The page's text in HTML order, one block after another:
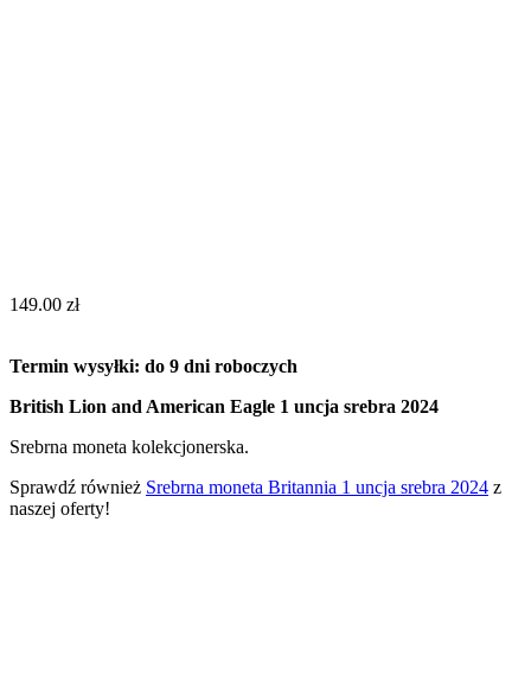
149.00 zł
Termin wysyłki: do 9 dni roboczych
British Lion and American Eagle 1 uncja srebra 2024
Srebrna moneta kolekcjonerska.
Sprawdź również Srebrna moneta Britannia 1 uncja srebra 2024 z
naszej oferty!